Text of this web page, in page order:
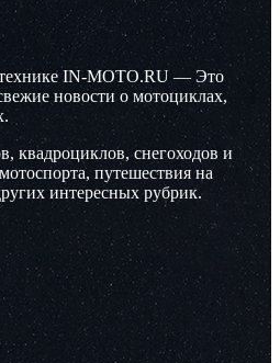
IN-MOTO.RU — Это
новости о мотоциклах,
квадроциклов, снегоходов и
путешествия на
интересных рубрик.